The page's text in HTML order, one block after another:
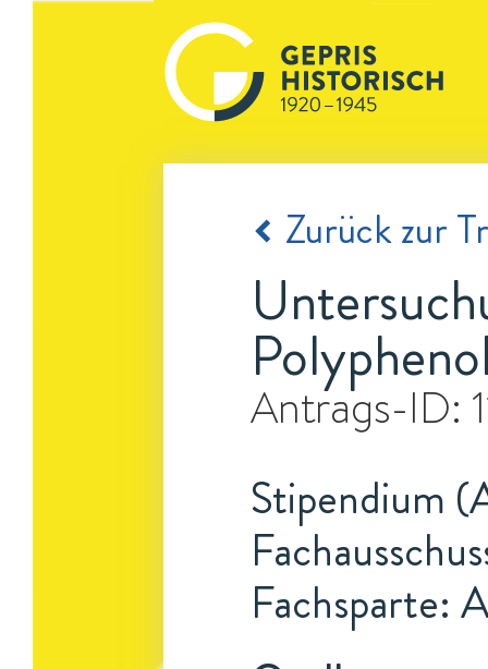
Zurück zur
Antrags-ID:
Stipendium
Fachsparte: